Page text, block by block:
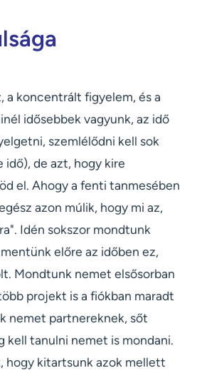
a koncentrált figyelem, és a
idősebbek vagyunk, az idő
szemlélődni kell sok
idő), de azt, hogy kire
el. Ahogy a fenti tanmesében
azon múlik, hogy mi az,
Idén sokszor mondtunk
előre az időben ez,
Mondtunk nemet elsősorban
projekt is a fiókban maradt
nemet partnereknek, sőt
kell tanulni nemet is mondani.
hogy kitartsunk azok mellett